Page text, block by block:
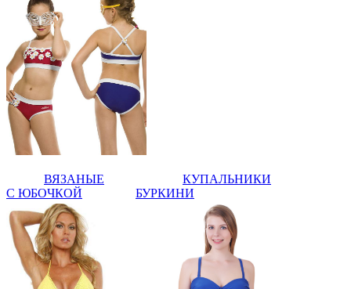
ВЯЗАНЫЕ
КУПАЛЬНИКИ
С ЮБОЧКОЙ
БУРКИНИ